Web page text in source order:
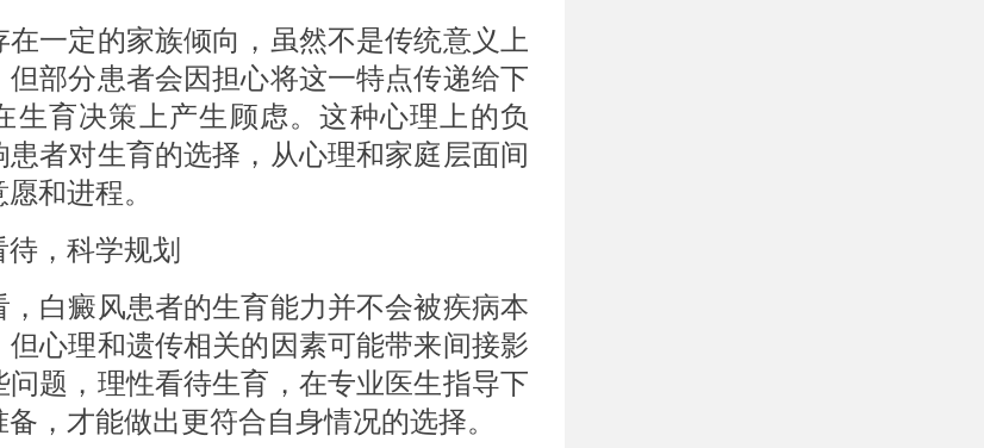
定的家族倾向，虽然不是传统意义上
但部分患者会因担心将这一特点传递给下
生育决策上产生顾虑。这种心理上的负
患者对生育的选择，从心理和家庭层面间
和进程。
，科学规划
癜风患者的生育能力并不会被疾病本
但心理和遗传相关的因素可能带来间接影
问题，理性看待生育，在专业医生指导下
，才能做出更符合自身情况的选择。